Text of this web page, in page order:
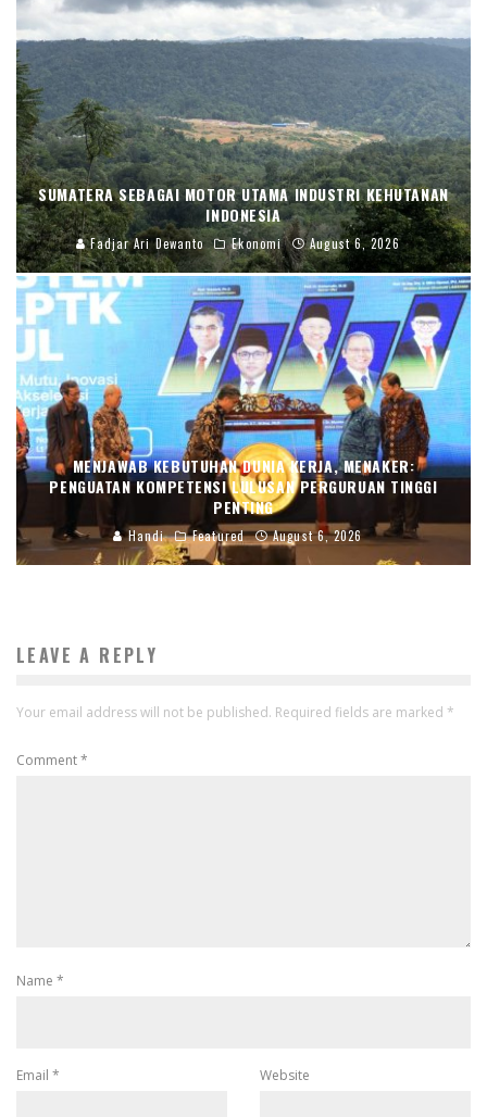
SUMATERA SEBAGAI MOTOR UTAMA INDUSTRI KEHUTANAN
INDONESIA
Fadjar Ari Dewanto Ekonomi August 6, 2026
MENJAWAB KEBUTUHAN DUNIA KERJA, MENAKER:
PENGUATAN KOMPETENSI LULUSAN PERGURUAN TINGGI
PENTING
Handi Featured August 6, 2026
LEAVE A REPLY
Your email address will not be published. Required fields are marked *
Comment*
Name *
Email * Website